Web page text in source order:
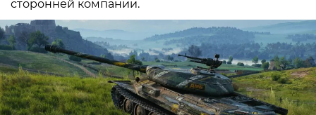
сторонней компании.